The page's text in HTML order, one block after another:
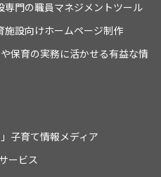
門の職員マネジメントツール
施設向けホームページ制作
保育の実務に活かせる有益な情
子育て情報メディア
ービス